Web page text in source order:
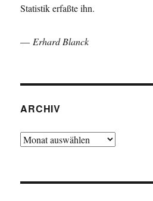
Statistik erfaßte ihn.
— Erhard Blanck
ARCHIV
Archiv